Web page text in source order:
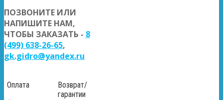
ПОЗВОНИТЕ ИЛИ
НАПИШИТЕ НАМ,
ЧТОБЫ ЗАКАЗАТЬ - 8
(499) 638-26-65,
gk.gidro@yandex.ru
Оплата
Возврат/
гарантии